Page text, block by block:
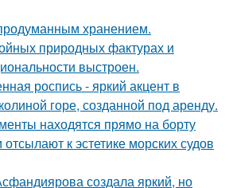
хранением.
природных фактурах и
выстроен.
роспись - яркий акцент в
горе, созданной под аренду.
находятся прямо на борту
к эстетике морских судов
создала яркий, но